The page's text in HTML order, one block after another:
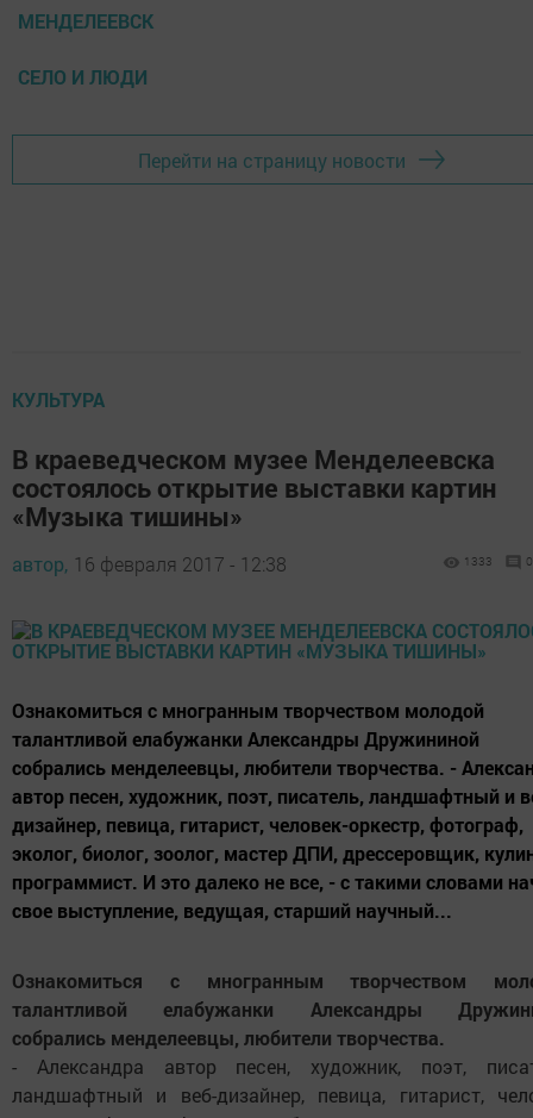
МЕНДЕЛЕЕВСК
СЕЛО И ЛЮДИ
Перейти на страницу новости
КУЛЬТУРА
В краеведческом музее Менделеевска
состоялось открытие выставки картин
«Музыка тишины»
автор, 16 февраля 2017 - 12:38 1333 0
Ознакомиться с многранным творчеством молодой
талантливой елабужанки Александры Дружининой
собрались менделеевцы, любители творчества. -
автор песен, художник, поэт, писатель, ландшафтный и
дизайнер, певица, гитарист, человек-оркестр, фотограф,
эколог, биолог, зоолог, мастер ДПИ, дрессеровщик,
программист. И это далеко не все, - с такими словами
свое выступление, ведущая, старший научный...
Ознакомиться с многранным творчеством
талантливой елабужанки Александры
собрались менделеевцы, любители творчества.
- Александра автор песен, художник, поэт,
ландшафтный и веб-дизайнер, певица, гитарист,